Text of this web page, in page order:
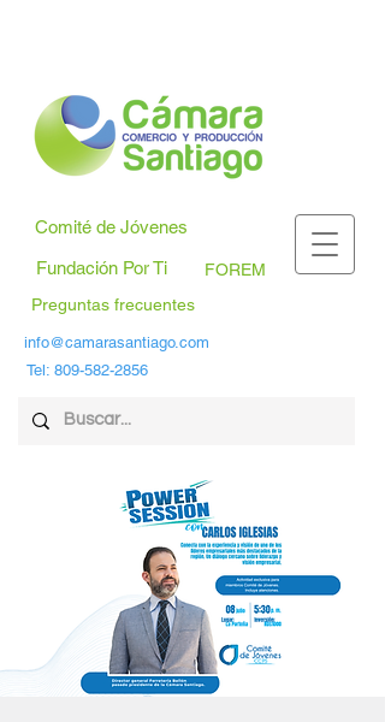
Tel: 809-582-2856
info@camarasantiago.com
FOREM
Comité de Jóvenes
Fundación Por Ti
Preguntas frecuentes